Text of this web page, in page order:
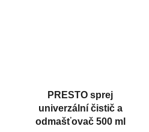
PRESTO sprej
univerzální čistič a
odmašťovač 500 ml